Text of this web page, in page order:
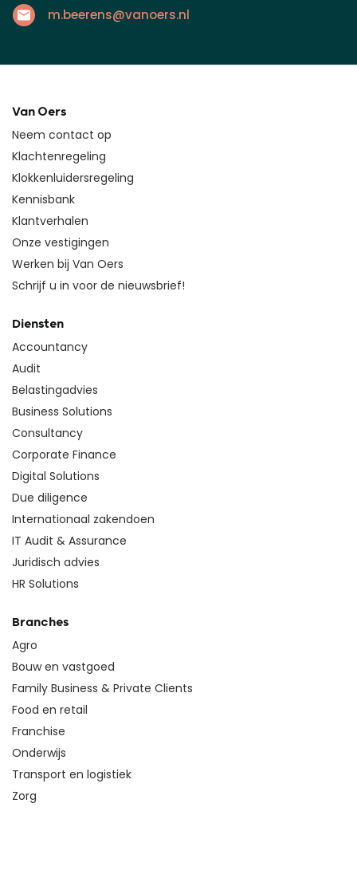
m.beerens@vanoers.nl
Van Oers
Neem contact op
Klachtenregeling
Klokkenluidersregeling
Kennisbank
Klantverhalen
Onze vestigingen
Werken bij Van Oers
Schrijf u in voor de nieuwsbrief!
Diensten
Accountancy
Audit
Belastingadvies
Business Solutions
Consultancy
Corporate Finance
Digital Solutions
Due diligence
Internationaal zakendoen
IT Audit & Assurance
Juridisch advies
HR Solutions
Branches
Agro
Bouw en vastgoed
Family Business & Private Clients
Food en retail
Franchise
Onderwijs
Transport en logistiek
Zorg